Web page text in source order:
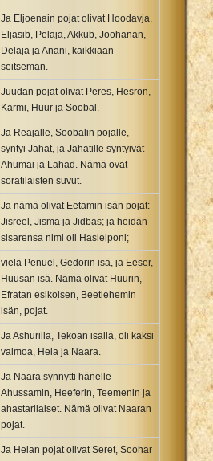
Ja Eljoenain pojat olivat Hoodavja,
Eljasib, Pelaja, Akkub, Joohanan,
Delaja ja Anani, kaikkiaan
seitsemän.
Juudan pojat olivat Peres, Hesron,
Karmi, Huur ja Soobal.
Ja Reajalle, Soobalin pojalle,
syntyi Jahat, ja Jahatille syntyivät
Ahumai ja Lahad. Nämä ovat
soratilaisten suvut.
Ja nämä olivat Eetamin isän pojat:
Jisreel, Jisma ja Jidbas; ja heidän
sisarensa nimi oli Haslelponi;
vielä Penuel, Gedorin isä, ja Eeser,
Huusan isä. Nämä olivat Huurin,
Efratan esikoisen, Beetlehemin
isän, pojat.
Ja Ashurilla, Tekoan isällä, oli kaksi
vaimoa, Hela ja Naara.
Ja Naara synnytti hänelle
Ahussamin, Heeferin, Teemenin ja
ahastarilaiset. Nämä olivat Naaran
pojat.
Ja Helan pojat olivat Seret, Soohar